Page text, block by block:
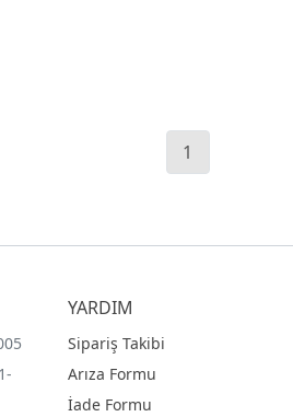
1
YARDIM
Sipariş Takibi
Arıza Formu
İade Formu